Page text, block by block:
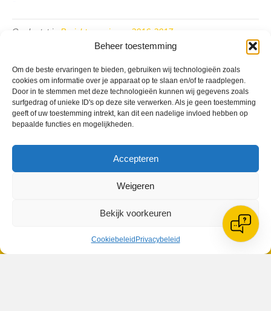
Beheer toestemming
Om de beste ervaringen te bieden, gebruiken wij technologieën zoals
cookies om informatie over je apparaat op te slaan en/of te raadplegen.
Door in te stemmen met deze technologieën kunnen wij gegevens zoals
surfgedrag of unieke ID's op deze site verwerken. Als je geen toestemming
geeft of uw toestemming intrekt, kan dit een nadelige invloed hebben op
bepaalde functies en mogelijkheden.
Accepteren
Weigeren
Bekijk voorkeuren
Cookiebeleid Privacybeleid
Geplaatst in Berichten seizoen 2016-2017
VV Reiger Boys
De Wending, Lotte Beesedijk 1
Reglementen
Belangrijke gegevens